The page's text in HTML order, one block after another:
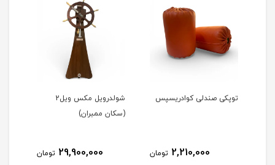
توپکی صندلی کوادریسپس
2,210,000 تومان
شولدرویل مکس ویل2
(سکان ممبران)
29,900,000 تومان